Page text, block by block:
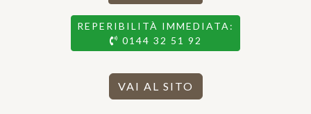
REPERIBILITÀ IMMEDIATA:
0144 32 51 92
VAI AL SITO